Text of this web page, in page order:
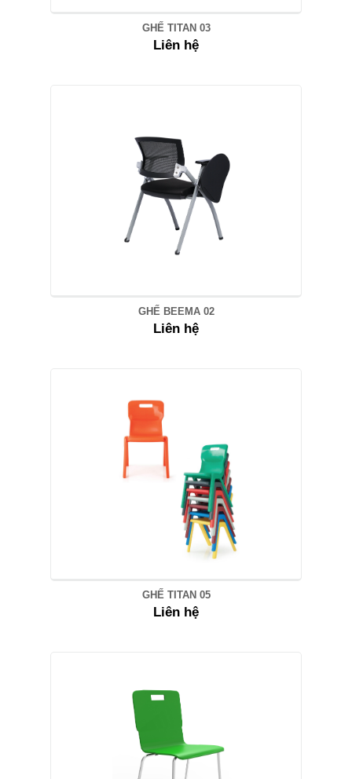
GHẾ TITAN 03
Liên hệ
GHẾ BEEMA 02
Liên hệ
GHẾ TITAN 05
Liên hệ